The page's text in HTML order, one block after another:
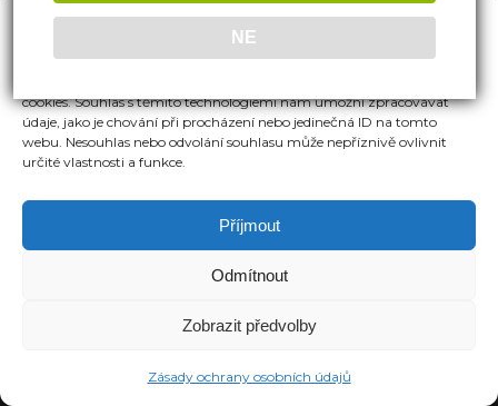
Spravovat Souhlas
Abychom poskytli co nejlepší služby, používáme k ukládání a/nebo
cookies. Souhlas s těmito technologiemi nám umožní zpracovávat
údaje, jako je chování při procházení nebo jedinečná ID na tomto
webu. Nesouhlas nebo odvolání souhlasu může nepříznivě ovlivnit
určité vlastnosti a funkce.
Příjmout
Odmítnout
Zobrazit předvolby
Zásady ochrany osobních údajů
NE